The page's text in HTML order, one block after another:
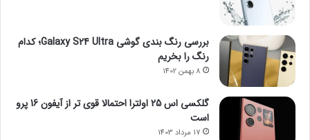
بررسی رنگ بندی گوشی Galaxy S24 Ultra؛ کدام
رنگ را بخریم
8 بهمن 1402
گلکسی اس 25 اولترا احتمالا قوی تر از آیفون 16 پرو
است
17 مرداد 1403